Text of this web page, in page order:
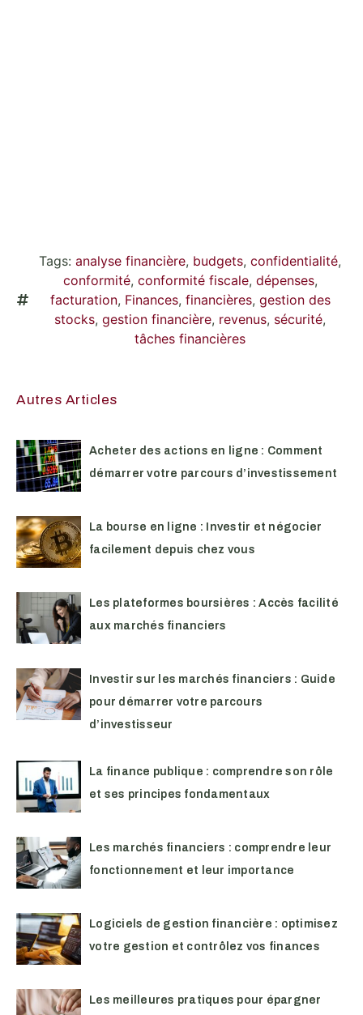
Tags: analyse financière, budgets, confidentialité,
conformité, conformité fiscale, dépenses,
facturation, Finances, financières, gestion des
stocks, gestion financière, revenus, sécurité,
tâches financières
Autres Articles
Acheter des actions en ligne : Comment
démarrer votre parcours d’investissement
La bourse en ligne : Investir et négocier
facilement depuis chez vous
Les plateformes boursières : Accès facilité
aux marchés financiers
Investir sur les marchés financiers : Guide
pour démarrer votre parcours
d’investisseur
La finance publique : comprendre son rôle
et ses principes fondamentaux
Les marchés financiers : comprendre leur
fonctionnement et leur importance
Logiciels de gestion financière : optimisez
votre gestion et contrôlez vos finances
Les meilleures pratiques pour épargner